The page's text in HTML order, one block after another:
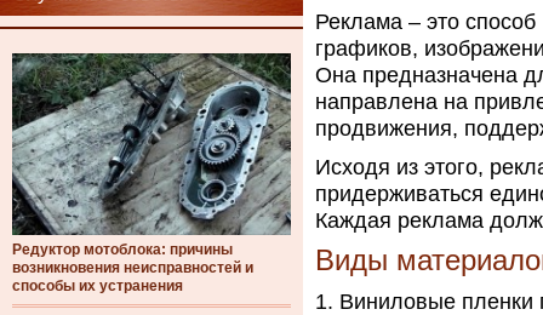
Редуктор мотоблока: причины
возникновения неисправностей и
способы их устранения
Реклама – это
графиков,
Она предназначена
направлена на
продвижения,
Исходя из этого,
придерживаться
Каждая реклама
Виды
Виниловые пленки